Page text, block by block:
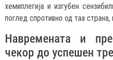
хемиплегија и изгубен
поглед спротивно од таа
Навремената и
чекор до успешен